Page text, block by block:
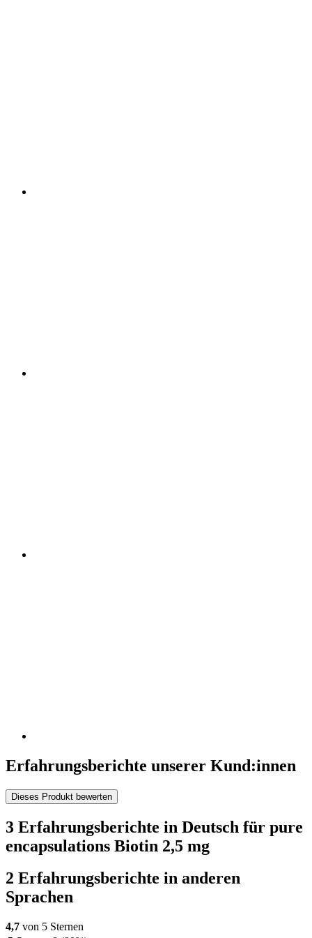
Erfahrungsberichte unserer Kund:innen
Dieses Produkt bewerten
3 Erfahrungsberichte in Deutsch für pure
encapsulations Biotin 2,5 mg
2 Erfahrungsberichte in anderen
Sprachen
4,7 von 5 Sternen